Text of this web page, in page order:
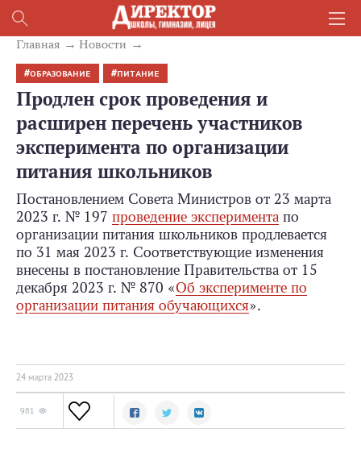
Главная Новости
ОБРАЗОВАНИЕ ПИТАНИЕ
Продлен срок проведения и
расширен перечень участников
эксперимента по организации
питания школьников
Постановлением Совета Министров от 23 марта
2023 г. № 197 проведение эксперимента по
организации питания школьников продлевается
по 31 мая 2023 г. Соответствующие изменения
внесены в постановление Правительства от 15
декабря 2023 г. № 870 «Об эксперименте по
организации питания обучающихся».
24 мартa 2023
981